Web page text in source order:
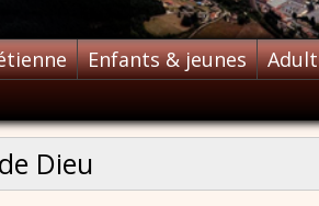
Enfants & jeunes
Dieu